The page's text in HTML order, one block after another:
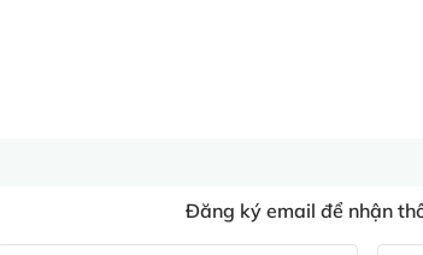
Đăng ký email để nhận